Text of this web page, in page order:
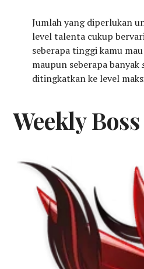
Jumlah yang diperlukan
level talenta cukup
seberapa tinggi kamu
maupun seberapa banyak
ditingkatkan ke level
Weekly Boss